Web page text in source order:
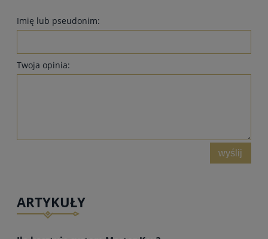
Imię lub pseudonim:
Twoja opinia:
wyślij
ARTYKUŁY